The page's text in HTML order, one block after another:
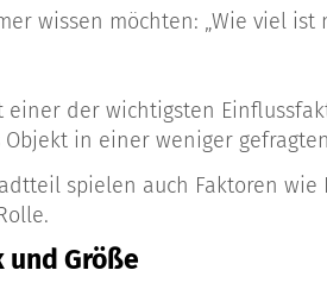
wissen möchten: „Wie viel
einer der wichtigsten
Objekt in einer weniger
spielen auch Faktoren
Größe